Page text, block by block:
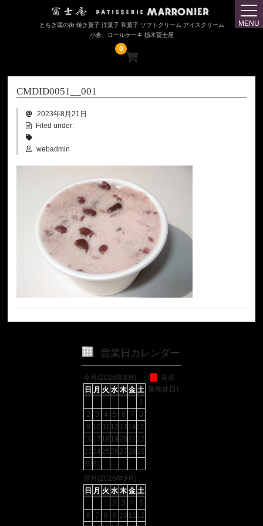
とちぎ蔵の街 焼き菓子 洋菓子 和菓子 ソフトクリーム アイスクリーム
小倉、ロールケーキ 栃木冨士屋
0
MENU
トップページ
冨士屋（じまんやき・大盛小倉アイス）
マロニエ（ロールケーキ・蔵出したまご）
CMDID0051__001
2023年8月21日
Filed under:
webadmin
営業日カレンダー
今月(2026年8月)
日 月 火 水 木 金 土
1
2
3 4 5 6 7
8
9 10 11 12 13 14 15
16 17 18 19 20 21 22
23 24 25 26 27 28 29
30 31
翌月(2026年9月)
日 月 火 水 木 金 土
1
2 3 4
5
6
7 8 9 10 11 12
(
発送
業務休日)